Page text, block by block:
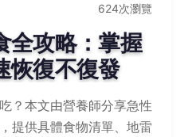
624次瀏覽
全攻略：掌握
恢復不復發
？本文由營養師分享急性
提供具體食物清單、地雷